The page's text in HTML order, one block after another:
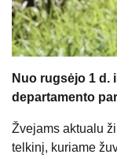
Nuo rugsėjo 1 d.
departamento
Žvejams aktualu
telkinį, kuriame